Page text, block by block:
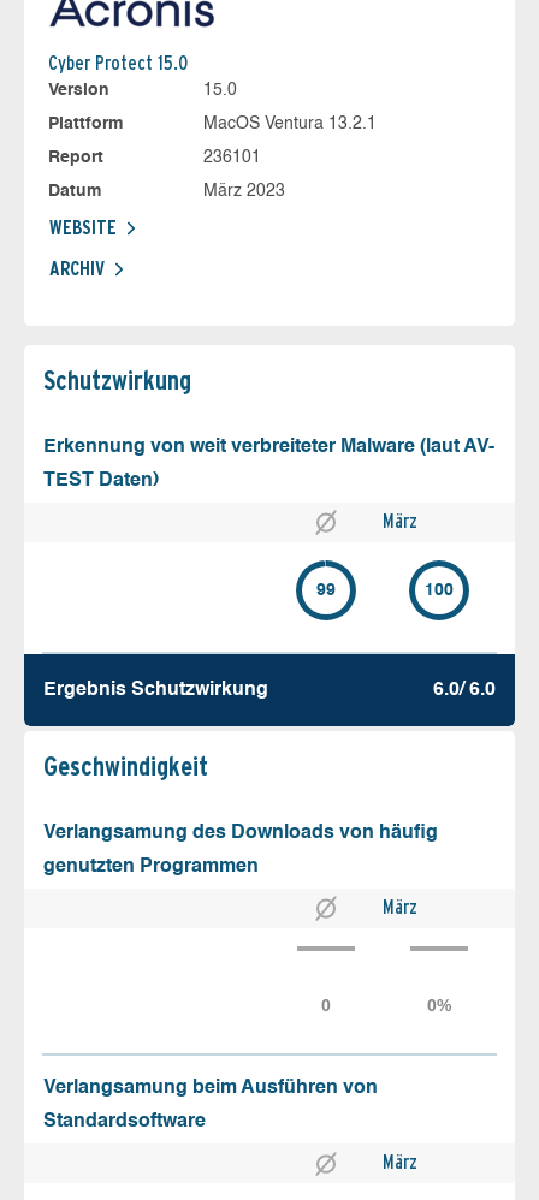
Cyber Protect 15.0
Version
15.0
Plattform
MacOS Ventura 13.2.1
Report
236101
Datum
März 2023
WEBSITE
ARCHIV
Schutz­wirkung
Erkennung von weit verbreiteter Malware (laut AV-
TEST Daten)
März
99 100
Ergebnis Schutz­wirkung 6.0/ 6.0
Geschw­indigkeit
Verlangsamung des Downloads von häufig
genutzten Programmen
März
Verlangsamung beim Ausführen von
Standardsoftware
März